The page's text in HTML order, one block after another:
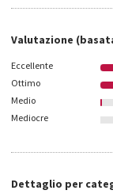
Valutazione
Eccellente
Ottimo
Medio
Mediocre
Dettaglio per